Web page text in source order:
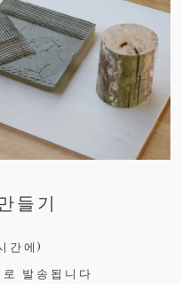
들기
간에)
발송됩니다